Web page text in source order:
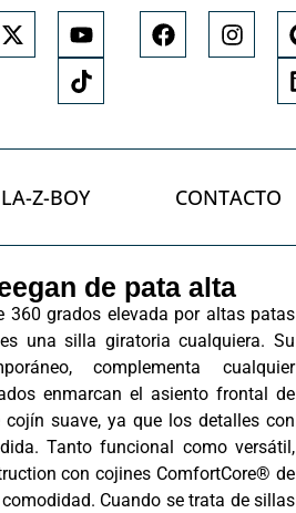
Z-BOY CONTACTO
de pata alta
360 grados elevada por altas patas
una silla giratoria cualquiera. Su
complementa cualquier
enmarcan el asiento frontal de
suave, ya que los detalles con
Tanto funcional como versátil,
con cojines ComfortCore® de
Cuando se trata de sillas